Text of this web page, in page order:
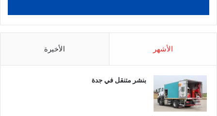
الأشهر الأخيرة
بنشر متنقل في جدة